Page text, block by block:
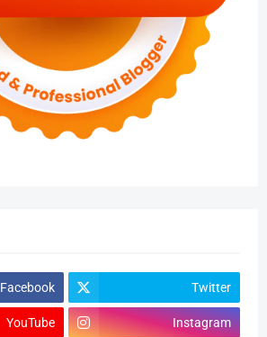
Facebook Twitter
YouTube Instagram